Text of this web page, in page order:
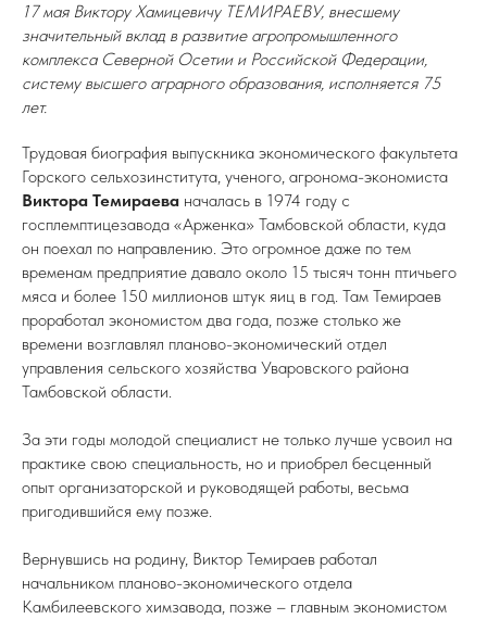
17 мая Виктору Хамицевичу ТЕМИРАЕВУ, внесшему
значительный вклад в развитие агропромышленного
комплекса Северной Осетии и Российской Федерации,
систему высшего аграрного образования, исполняется 75
лет.
Трудовая биография выпускника экономического факультета
Горского сельхозинститута, ученого, агронома-экономиста
Виктора Темираева началась в 1974 году с
госплемптицезавода «Арженка» Тамбовской области, куда
он поехал по направлению. Это огромное даже по тем
временам предприятие давало около 15 тысяч тонн птичьего
мяса и более 150 миллионов штук яиц в год. Там Темираев
проработал экономистом два года, позже столько же
времени возглавлял планово-экономический отдел
управления сельского хозяйства Уваровского района
Тамбовской области.
За эти годы молодой специалист не только лучше усвоил на
практике свою специальность, но и приобрел бесценный
опыт организаторской и руководящей работы, весьма
пригодившийся ему позже.
Вернувшись на родину, Виктор Темираев работал
начальником планово-экономического отдела
Камбилеевского химзавода, позже – главным экономистом